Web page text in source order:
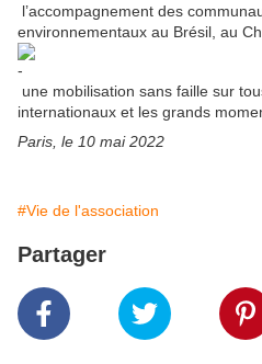
l’accompagnement des
environnementaux au Brésil, au
une mobilisation sans faille sur
internationaux et les grands
Paris, le 10 mai 2022
#Vie de l'association
Partager